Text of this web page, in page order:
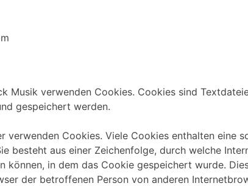
Musik verwenden Cookies. Cookies sind
gespeichert werden.
verwenden Cookies. Viele Cookies enthalten eine
besteht aus einer Zeichenfolge, durch welche
können, in dem das Cookie gespeichert wurde.
der betroffenen Person von anderen